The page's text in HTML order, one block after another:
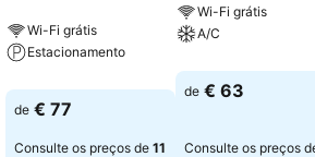
Wi-Fi grátis
Estacionamento
de € 77
Consulte os preços de 11
Wi-Fi grátis
A/C
de € 63
Consulte os preços